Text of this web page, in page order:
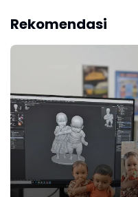
Efisiensi Bisnis Urban
Rekomendasi